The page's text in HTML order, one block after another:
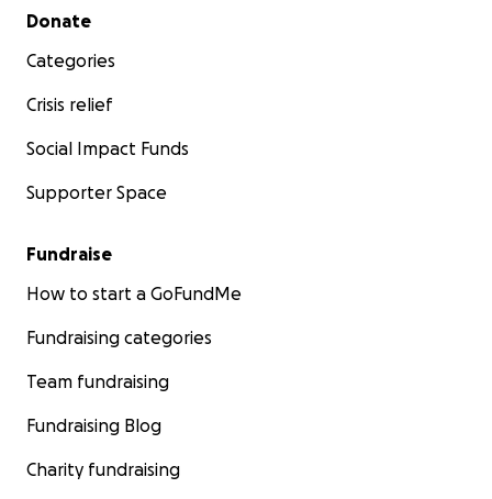
Secondary menu
Donate
Categories
Crisis relief
Social Impact Funds
Supporter Space
Fundraise
How to start a GoFundMe
Fundraising categories
Team fundraising
Fundraising Blog
Charity fundraising